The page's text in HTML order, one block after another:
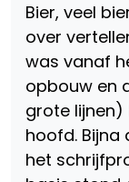
Bier, veel
over
was vanaf
opbouw en
grote lijnen)
hoofd. Bijna
het